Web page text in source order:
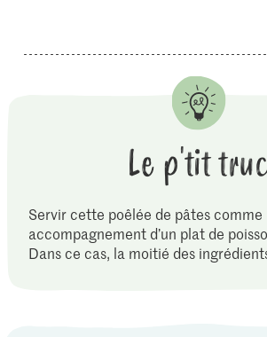
Le p'tit
Servir cette poêlée de pâtes comme
accompagnement d’un plat de
Dans ce cas, la moitié des